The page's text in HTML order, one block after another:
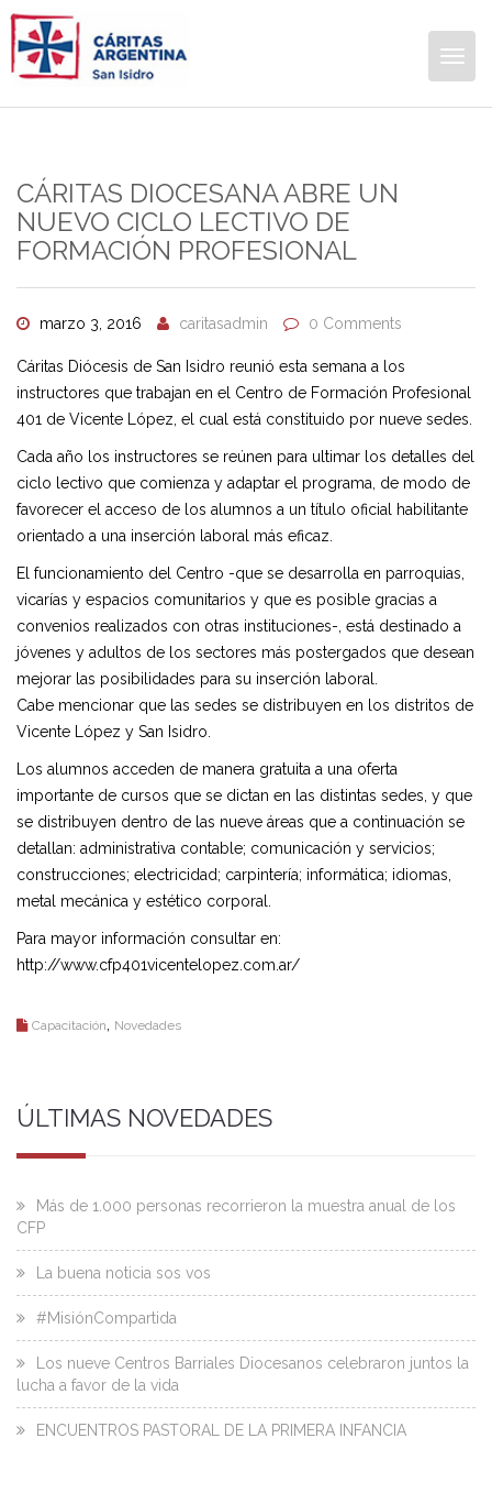
CÁRITAS DIOCESANA ABRE UN
NUEVO CICLO LECTIVO DE
FORMACIÓN PROFESIONAL
marzo 3, 2016 caritasadmin 0 Comments
Cáritas Diócesis de San Isidro reunió esta semana a los
instructores que trabajan en el Centro de Formación Profesional
401 de Vicente López, el cual está constituido por nueve sedes.
Cada año los instructores se reúnen para ultimar los detalles del
ciclo lectivo que comienza y adaptar el programa, de modo de
favorecer el acceso de los alumnos a un título oficial habilitante
orientado a una inserción laboral más eficaz.
El funcionamiento del Centro -que se desarrolla en parroquias,
vicarías y espacios comunitarios y que es posible gracias a
convenios realizados con otras instituciones-, está destinado a
jóvenes y adultos de los sectores más postergados que desean
mejorar las posibilidades para su inserción laboral.
Cabe mencionar que las sedes se distribuyen en los distritos de
Vicente López y San Isidro.
Los alumnos acceden de manera gratuita a una oferta
importante de cursos que se dictan en las distintas sedes, y que
se distribuyen dentro de las nueve áreas que a continuación se
detallan: administrativa contable; comunicación y servicios;
construcciones; electricidad; carpintería; informática; idiomas,
metal mecánica y estético corporal.
Para mayor información consultar en:
http://www.cfp401vicentelopez.com.ar/
Capacitación Novedades
ÚLTIMAS NOVEDADES
Más de 1.000 personas recorrieron la muestra anual de los
CFP
La buena noticia sos vos
#MisiónCompartida
Los nueve Centros Barriales Diocesanos celebraron juntos la
lucha a favor de la vida
ENCUENTROS PASTORAL DE LA PRIMERA INFANCIA